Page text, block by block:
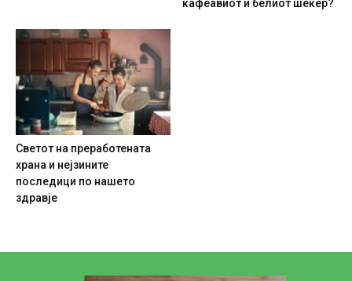
кафеавиот и белиот шеќер?
Светот на преработената
храна и нејзините
последици по нашето
здравје